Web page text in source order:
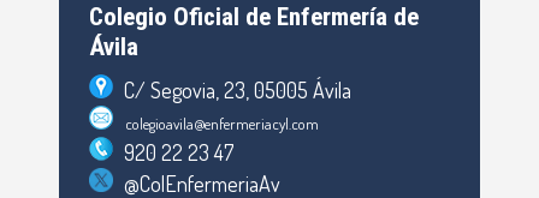
Colegio Oficial de Enfermería de
Ávila
C/ Segovia, 23, 05005 Ávila
colegioavila@enfermeriacyl.com
920 22 23 47
@ColEnfermeriaAv